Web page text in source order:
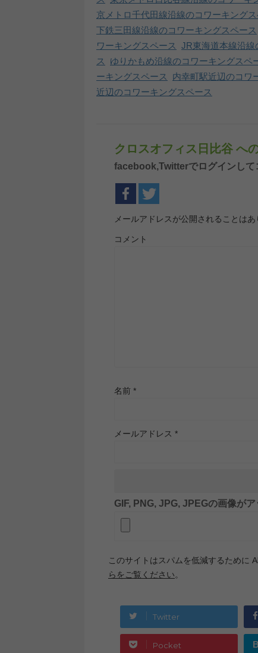
京メトロ千代田線沿線のコワーキングス
下鉄三田線沿線のコワーキングスペース
ワーキングスペース
JR東海道本線沿線
ス
ゆりかもめ沿線のコワーキングスペ
ーキングスペース
内幸町駅近辺のコワ
近辺のコワーキングスペース
クロスオフィス日比谷 へ
facebook,Twitterでログインして
メールアドレスが公開されることはあ
コメント
名前 *
メールアドレス *
GIF, PNG, JPG, JPEGの画像が
このサイトはスパムを低減するために
らをご覧ください。
Twitter
Pocket